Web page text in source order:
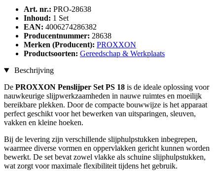
Art. nr.: PRO-28638
Inhoud: 1 Set
EAN: 4006274286382
Producentnummer: 28638
Merken (Producent): PROXXON
Productsoorten: Gereedschap & Werkplaats
Beschrijving
De PROXXON Penslijper Set PS 18 is de ideale oplossing voor
nauwkeurige slijpwerkzaamheden in nauwe ruimtes en moeilijk
bereikbare plekken. Door de compacte bouwwijze is het apparaat
perfect geschikt voor het bewerken van uitsparingen, sleuven,
vakken en kleine hoeken.
Bij de levering zijn verschillende slijphulpstukken inbegrepen,
waarmee diverse vormen en oppervlakken gericht kunnen worden
bewerkt. De set bevat zowel vlakke als schuine slijphulpstukken,
wat zorgt voor maximale flexibiliteit tijdens het gebruik.